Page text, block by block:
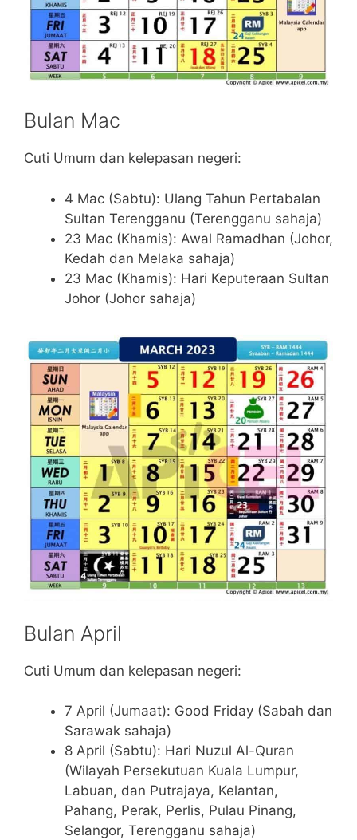
Bulan Mac
Cuti Umum dan kelepasan negeri:
4 Mac (Sabtu): Ulang Tahun Pertabalan
Sultan Terengganu (Terengganu sahaja)
23 Mac (Khamis): Awal Ramadhan (Johor,
Kedah dan Melaka sahaja)
23 Mac (Khamis): Hari Keputeraan Sultan
Johor (Johor sahaja)
Bulan April
Cuti Umum dan kelepasan negeri:
7 April (Jumaat): Good Friday (Sabah dan
Sarawak sahaja)
8 April (Sabtu): Hari Nuzul Al-Quran
(Wilayah Persekutuan Kuala Lumpur,
Labuan, dan Putrajaya, Kelantan,
Pahang, Perak, Perlis, Pulau Pinang,
Selangor, Terengganu sahaja)